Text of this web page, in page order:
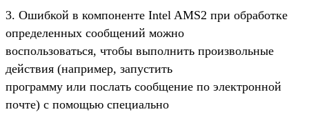
3. Ошибкой в компоненте Intel AMS2 при обработке
определенных сообщений можно
воспользоваться, чтобы выполнить произвольные
действия (например, запустить
программу или послать сообщение по электронной
почте) с помощью специально